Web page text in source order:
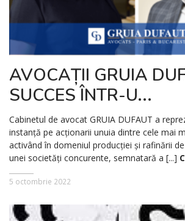
AVOCAȚII GRUIA
SUCCES ÎNTR-U...
Cabinetul de avocat GRUIA DUFAUT a
instanță pe acționarii unuia dintre cele mai
activând în domeniul producției şi rafinării
unei societăți concurente, semnatară a [...]
5 octombrie 2022